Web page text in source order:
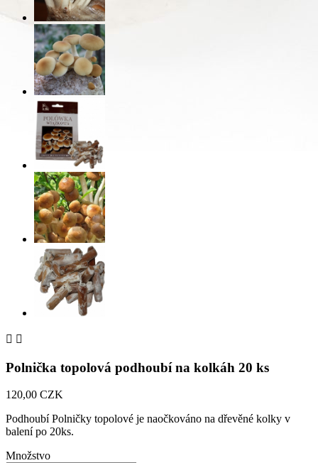
 
Polnička topolová podhoubí na kolkáh 20 ks
120,00 CZK
Podhoubí Polničky topolové je naočkováno na dřevěné kolky v
balení po 20ks.
Množstvo